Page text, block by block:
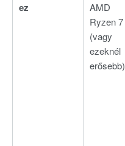
ez
AMD
Ryzen 7
(vagy
ezeknél
erősebb)